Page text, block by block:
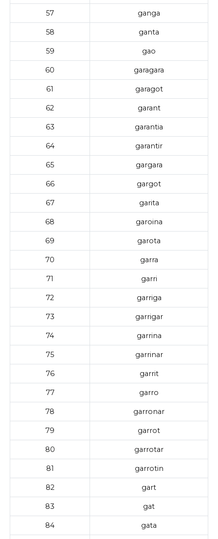
57 ganga
58 ganta
59 gao
60 garagara
61 garagot
62 garant
63 garantia
64 garantir
65 gargara
66 gargot
67 garita
68 garoina
69 garota
70 garra
71 garri
72 garriga
73 garrigar
74 garrina
75 garrinar
76 garrit
77 garro
78 garronar
79 garrot
80 garrotar
81 garrotin
82 gart
83 gat
84 gata